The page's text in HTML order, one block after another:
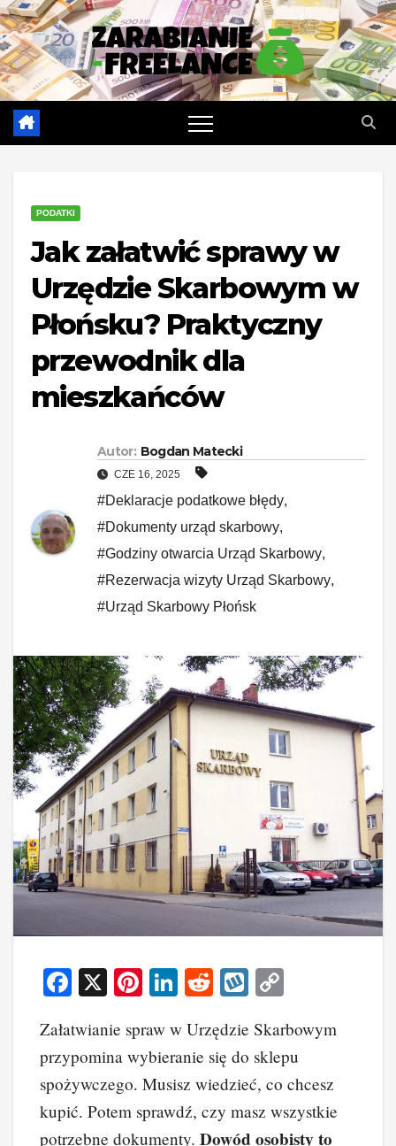
Skip
to
content
PODATKI
Jak załatwić sprawy w
Urzędzie Skarbowym w
Płońsku? Praktyczny
przewodnik dla
mieszkańców
Autor: Bogdan Matecki
CZE 16, 2025
#Deklaracje podatkowe błędy,
#Dokumenty urząd skarbowy,
#Godziny otwarcia Urząd Skarbowy,
#Rezerwacja wizyty Urząd Skarbowy,
#Urząd Skarbowy Płońsk
F
c
e
b
o
X
Pi
er
e
st
Li
k
e
dI
n
R
d
di
t
W
o
p
p
y
Li
n
Załatwianie spraw w Urzędzie Skarbowym
przypomina wybieranie się do sklepu
spożywczego. Musisz wiedzieć, co chcesz
kupić. Potem sprawdź, czy masz wszystkie
potrzebne dokumenty. Dowód osobisty to